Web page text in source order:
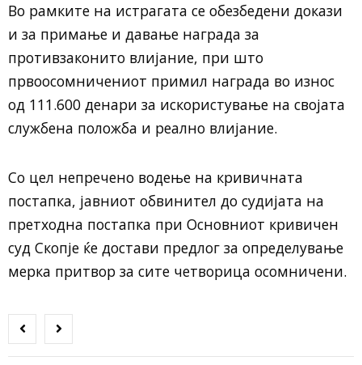
Во рамките на истрагата се обезбедени докази
и за примање и давање награда за
противзаконито влијание, при што
првоосомничениот примил награда во износ
од 111.600 денари за искористување на својата
службена положба и реално влијание.
Со цел непречено водење на кривичната
постапка, јавниот обвинител до судијата на
претходна постапка при Основниот кривичен
суд Скопје ќе достави предлог за определување
мерка притвор за сите четворица осомничени.